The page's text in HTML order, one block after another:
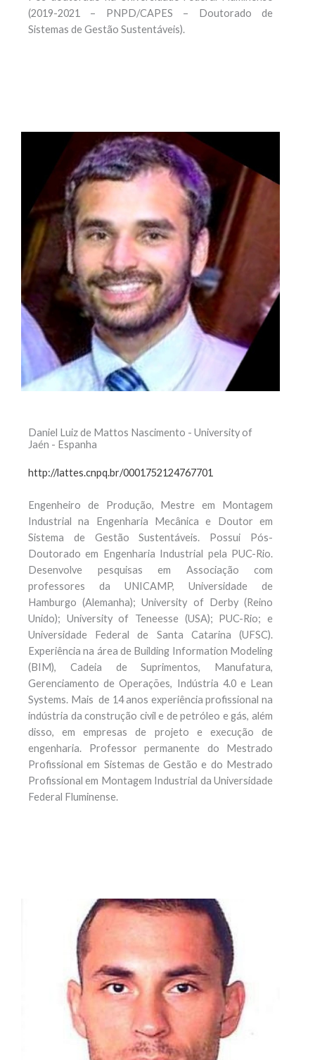
(2019-2021 – PNPD/CAPES – Doutorado de
Sistemas de Gestão Sustentáveis).
Daniel Luiz de Mattos Nascimento - University of
Jaén - Espanha
http://lattes.cnpq.br/0001752124767701
Engenheiro de Produção, Mestre em Montagem
Industrial na Engenharia Mecânica e Doutor em
Sistema de Gestão Sustentáveis. Possui Pós-
Doutorado em Engenharia Industrial pela PUC-Rio.
Desenvolve pesquisas em Associação com
professores da UNICAMP, Universidade de
Hamburgo (Alemanha); University of Derby (Reino
Unido); University of Teneesse (USA); PUC-Rio; e
Universidade Federal de Santa Catarina (UFSC).
Experiência na área de Building Information Modeling
(BIM), Cadeia de Suprimentos, Manufatura,
Gerenciamento de Operações, Indústria 4.0 e Lean
Systems. Mais de 14 anos experiência profissional na
indústria da construção civil e de petróleo e gás, além
disso, em empresas de projeto e execução de
engenharia. Professor permanente do Mestrado
Profissional em Sistemas de Gestão e do Mestrado
Profissional em Montagem Industrial da Universidade
Federal Fluminense.